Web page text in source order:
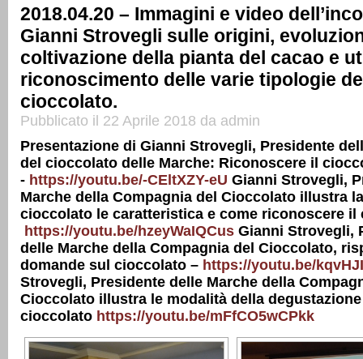
2018.04.20 – Immagini e video
Gianni Strovegli sulle origini,
coltivazione della pianta del cacao e
riconoscimento delle varie tipologie
cioccolato.
Pubblicato il 22 Aprile 2018 da admin
Presentazione di Gianni Strovegli, Presidente
del cioccolato delle Marche: Riconoscere il
- https://youtu.be/-CEltXZY-eU Gianni Strovegli,
Marche della Compagnia del Cioccolato illustra
cioccolato le caratteristica e come riconoscere il
https://youtu.be/hzeyWaIQCus Gianni Strovegli,
delle Marche della Compagnia del Cioccolato,
domande sul cioccolato – https://youtu.be/
Strovegli, Presidente delle Marche della
Cioccolato illustra le modalità della
cioccolato https://youtu.be/mFfCO5wCPkk